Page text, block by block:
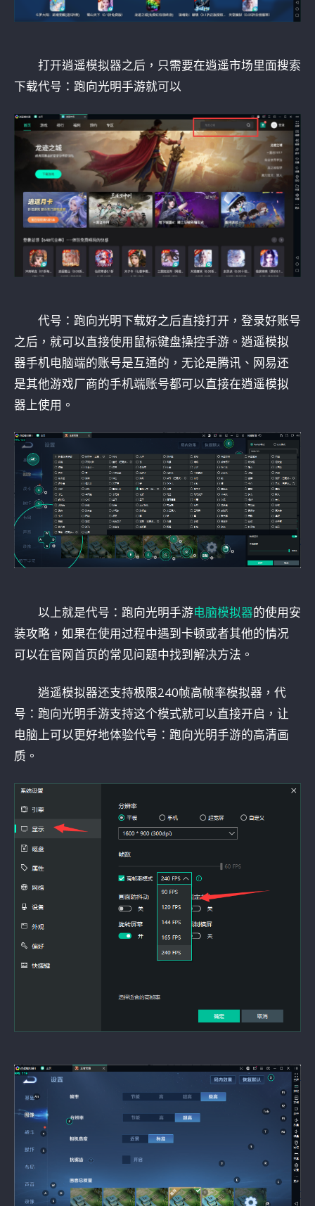
打开逍遥模拟器之后，只需要在逍遥市场里面搜索
下载代号：跑向光明手游就可以
代号：跑向光明下载好之后直接打开，登录好账号
之后，就可以直接使用鼠标键盘操控手游。逍遥模拟
器手机电脑端的账号是互通的，无论是腾讯、网易还
是其他游戏厂商的手机端账号都可以直接在逍遥模拟
器上使用。
以上就是代号：跑向光明手游电脑模拟器的使用安
装攻略，如果在使用过程中遇到卡顿或者其他的情况
可以在官网首页的常见问题中找到解决方法。
逍遥模拟器还支持极限240帧高帧率模拟器，代
号：跑向光明手游支持这个模式就可以直接开启，让
电脑上可以更好地体验代号：跑向光明手游的高清画
质。